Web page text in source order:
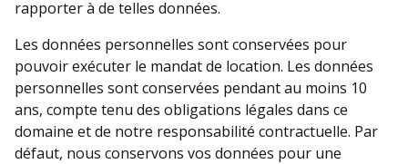
rapporter à de telles données.
Les données personnelles sont conservées pour
pouvoir exécuter le mandat de location. Les données
personnelles sont conservées pendant au moins 10
ans, compte tenu des obligations légales dans ce
domaine et de notre responsabilité contractuelle. Par
défaut, nous conservons vos données pour une